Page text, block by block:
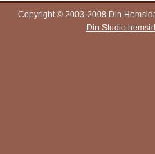
Copyright © 2003-2008 Din
Din Studio